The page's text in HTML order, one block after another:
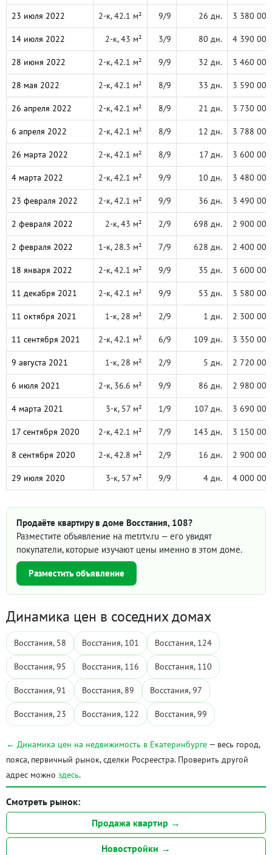
23 июля 2022 2-к, 42.1 м² 9/9 26 дн. 3 380 000
14 июля 2022 2-к, 43 м² 3/9 80 дн. 4 390 000
28 июня 2022 2-к, 42.1 м² 9/9 32 дн. 3 460 000
28 мая 2022 2-к, 42.1 м² 8/9 33 дн. 3 590 000
26 апреля 2022 2-к, 42.1 м² 8/9 21 дн. 3 730 000
6 апреля 2022 2-к, 42.1 м² 8/9 12 дн. 3 788 000
26 марта 2022 2-к, 42.1 м² 8/9 17 дн. 3 600 000
4 марта 2022 2-к, 42.1 м² 9/9 10 дн. 3 480 000
23 февраля 2022 2-к, 42.1 м² 9/9 36 дн. 3 490 000
2 февраля 2022 2-к, 43 м² 2/9 698 дн. 2 900 000
2 февраля 2022 1-к, 28.3 м² 7/9 628 дн. 2 400 000
18 января 2022 2-к, 42.1 м² 9/9 35 дн. 3 600 000
11 декабря 2021 2-к, 42.1 м² 9/9 53 дн. 3 580 000
11 октября 2021 1-к, 28 м² 2/9 1 дн. 2 300 000
11 сентября 2021 2-к, 42.1 м² 6/9 109 дн. 3 350 000
9 августа 2021 1-к, 28 м² 2/9 5 дн. 2 720 000
6 июля 2021 2-к, 36.6 м² 9/9 86 дн. 2 980 000
4 марта 2021 3-к, 57 м² 1/9 107 дн. 3 690 000
17 сентября 2020 2-к, 42.1 м² 7/9 143 дн. 3 150 000
8 сентября 2020 2-к, 42.8 м² 2/9 16 дн. 2 900 000
29 июля 2020 3-к, 57 м² 9/9 4 дн. 4 000 000
Продаёте квартиру в доме Восстания, 108?
Разместите объявление на metrtv.ru — его увидят
покупатели, которые изучают цены именно в этом доме.
Разместить объявление
Динамика цен в соседних домах
Восстания, 58 Восстания, 101 Восстания, 124
Восстания, 95 Восстания, 116 Восстания, 110
Восстания, 91 Восстания, 89 Восстания, 97
Восстания, 23 Восстания, 122 Восстания, 99
← Динамика цен на недвижимость в Екатеринбурге — весь город,
пояса, первичный рынок, сделки Росреестра. Проверить другой
адрес можно здесь.
Смотреть рынок:
Продажа квартир →
Новостройки →